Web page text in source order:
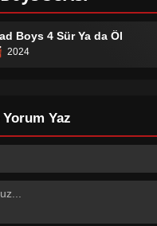
Boys 4 Sür Ya da Öl
2024
Yaz